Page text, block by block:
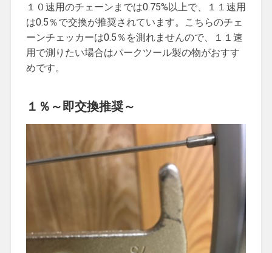
１０速用のチェーンまでは0.75%以上で、１１速用
は0.5％で交換が推奨されています。こちらのチェ
ーンチェッカーは0.5％を測れませんので、１１速
用で測りたい場合はパークツール製の物がおすす
めです。
１％～即交換推奨～